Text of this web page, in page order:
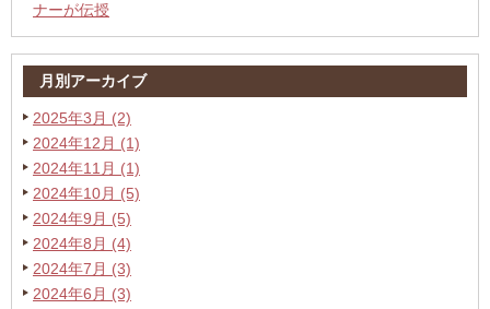
ナーが伝授
月別アーカイブ
2025年3月 (2)
2024年12月 (1)
2024年11月 (1)
2024年10月 (5)
2024年9月 (5)
2024年8月 (4)
2024年7月 (3)
2024年6月 (3)